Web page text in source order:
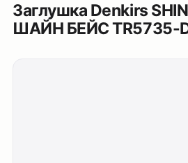
Заглушка Denkirs
ШАЙН БЕЙС TR5735-